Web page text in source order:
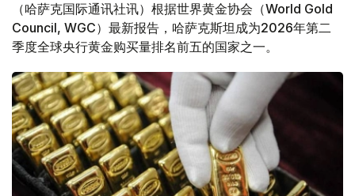
（哈萨克国际通讯社讯）根据世界黄金协会（World Gold
Council, WGC）最新报告，哈萨克斯坦成为2026年第二
季度全球央行黄金购买量排名前五的国家之一。